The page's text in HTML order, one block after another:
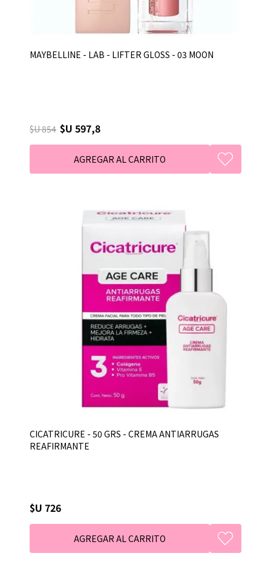
MAYBELLINE - LAB - LIFTER GLOSS - 03 MOON
$U 854 $U 597,8
CICATRICURE - 50 GRS - CREMA ANTIARRUGAS
REAFIRMANTE
$U 726